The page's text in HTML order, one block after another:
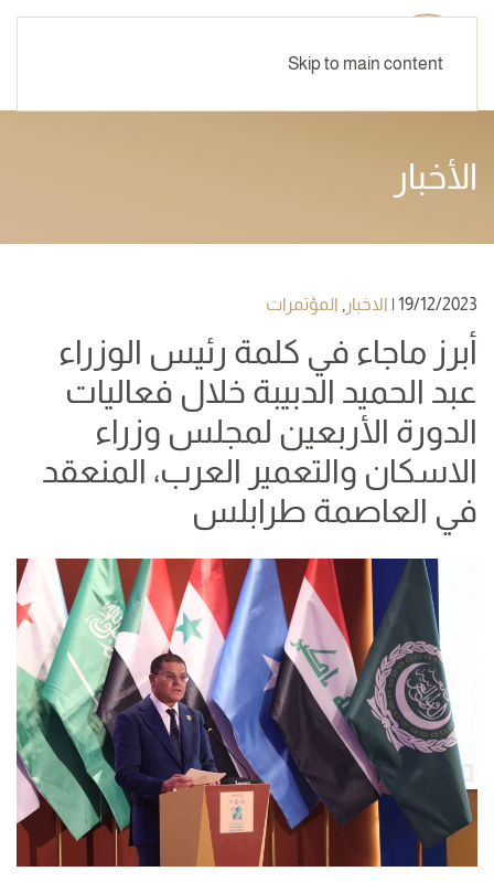
Skip to main content
الأخبار
19/12/2023
| الاخبار , المؤتمرات
أبرز ماجاء في كلمة رئيس الوزراء
عبد الحميد الدبيبة خلال فعاليات
الدورة الأربعين لمجلس وزراء
الاسكان والتعمير العرب، المنعقد
في العاصمة طرابلس